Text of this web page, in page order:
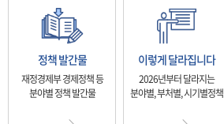
정책 발간물
재정경제부 경제정책 등
분야별 정책 발간물
이렇게 달라집니다
2026년부터 달라지는
분야별, 부처별, 시기별정책